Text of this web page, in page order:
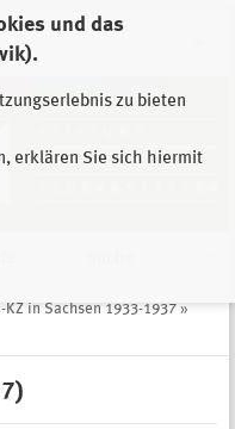
und das
zu bieten
erklären Sie sich hiermit
KZ in Sachsen 1933-1937 »